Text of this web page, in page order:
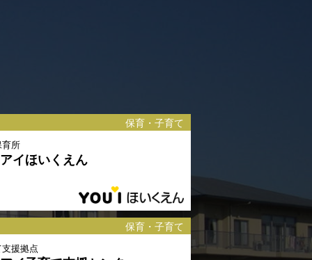
保育・子育て
所
イほいくえん
保育・子育て
援拠点